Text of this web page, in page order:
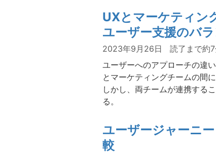
UXとマーケティン
ユーザー支援のバ
2023年9月26日
読了まで約
ユーザーへのアプローチの違
とマーケティングチームの間
しかし、両チームが連携する
る。
ユーザージャーニ
較